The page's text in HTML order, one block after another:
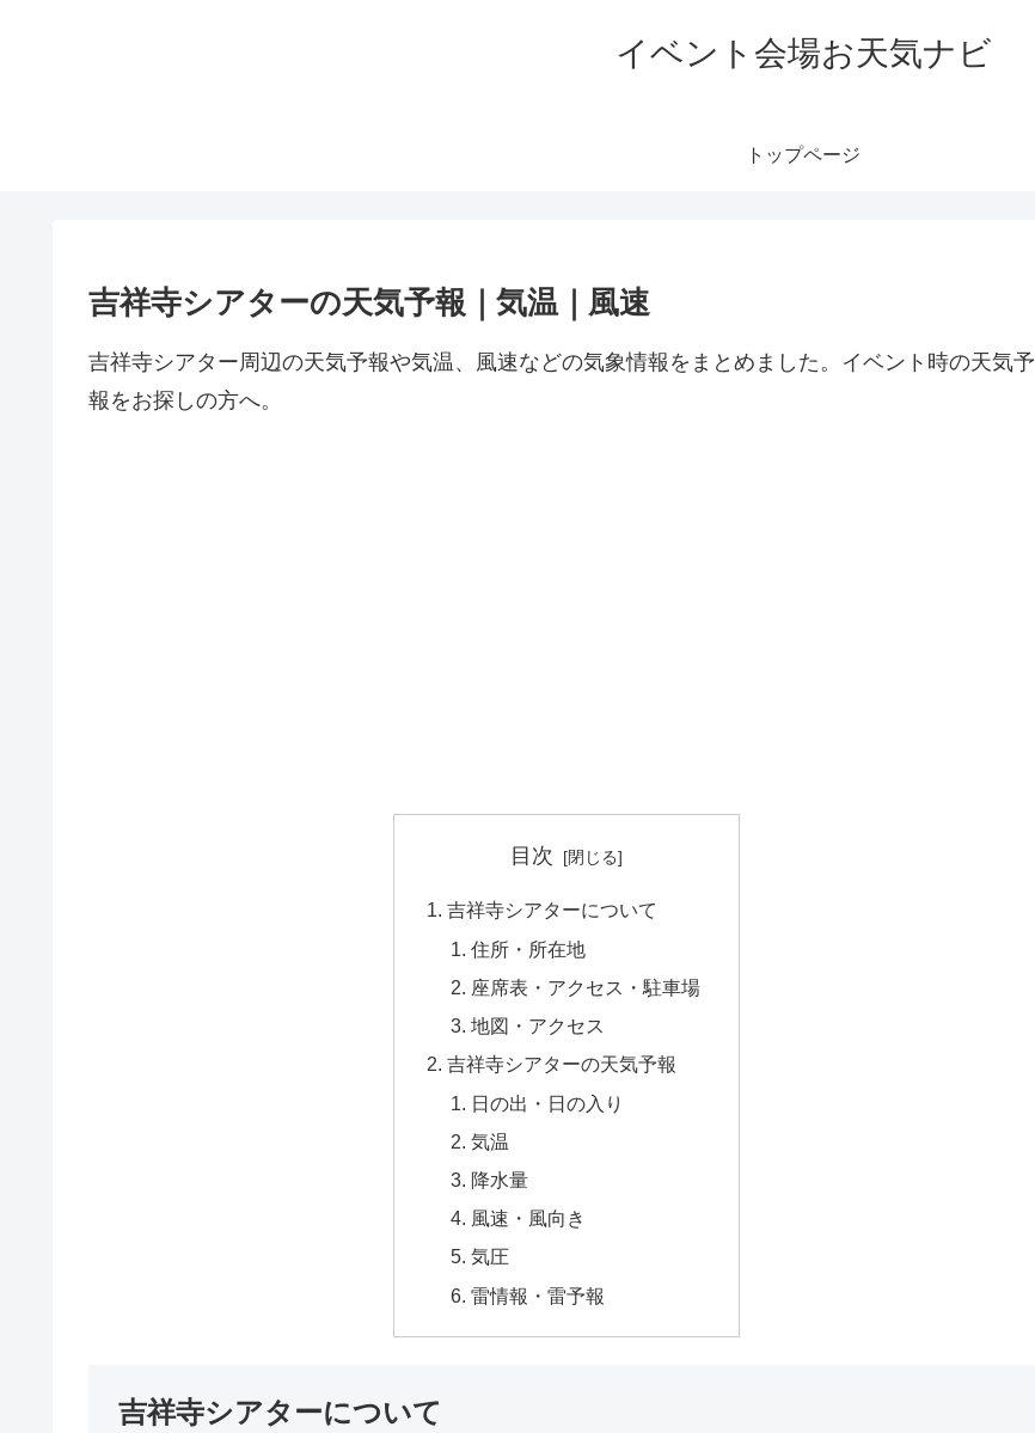
イベント会場お天気ナビ
トップページ
吉祥寺シアターの天気予報｜気温｜風速
吉祥寺シアター周辺の天気予報や気温、風速などの気象情報をまとめました。イベント時の天気予
報をお探しの方へ。
目次
吉祥寺シアターについて
住所・所在地
座席表・アクセス・駐車場
地図・アクセス
吉祥寺シアターの天気予報
日の出・日の入り
気温
降水量
風速・風向き
気圧
雷情報・雷予報
吉祥寺シアターについて